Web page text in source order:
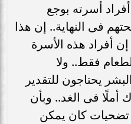
أسرته بوجع
فى النهاية.. إن هذا
أفراد هذه الأسرة
فقط.. ولا
يحتاجون للتقدير
أملًا فى الغد.. وبأن
تضحيات كان يمكن